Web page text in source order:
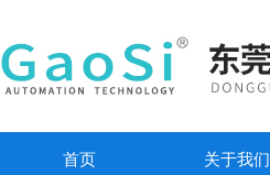
首页 关于我们